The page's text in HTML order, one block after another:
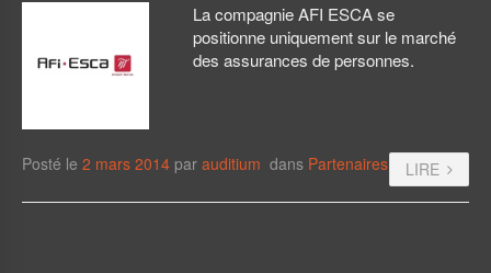
La compagnie AFI ESCA se
positionne uniquement sur le marché
des assurances de personnes.
Posté le 2 mars 2014 par auditium dans Partenaires LIRE